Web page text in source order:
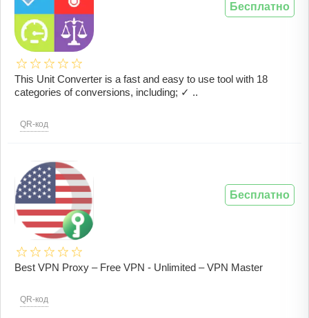
This Unit Converter is a fast and easy to use tool with 18
categories of conversions, including; ✓ ..
QR-код
Бесплатно
Best VPN Proxy – Free VPN - Unlimited – VPN Master
QR-код
Бесплатно